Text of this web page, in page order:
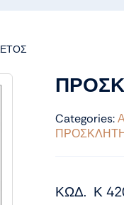
Categories:
ΚΩΔ. Κ